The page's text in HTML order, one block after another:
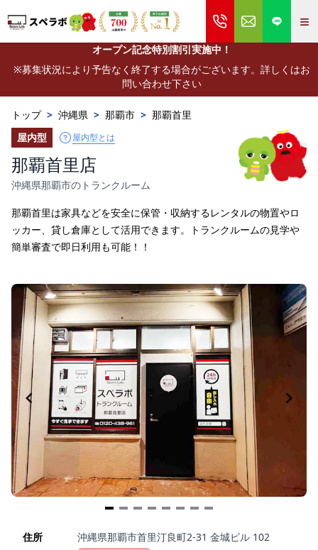
≡
オープン記念特別割引実施中！
※募集状況により予告なく終了する場合がございます。詳しくはお
問い合わせ下さい
トップ > 沖縄県 > 那覇市 > 那覇首里
屋内型
屋内型とは
那覇首里店
沖縄県那覇市のトランクルーム
那覇首里は家具などを安全に保管・収納するレンタルの物置やロ
ッカー、貸し倉庫として活用できます。トランクルームの見学や
簡単審査で即日利用も可能！！
住所
沖縄県那覇市首里汀良町2-31 金城ビル 102